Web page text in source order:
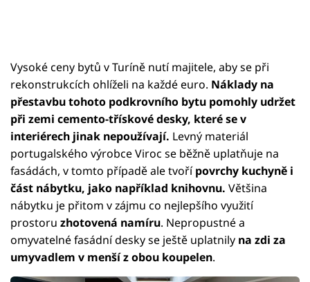
Vysoké ceny bytů v Turíně nutí majitele, aby se při
rekonstrukcích ohlíželi na každé euro. Náklady na
přestavbu tohoto podkrovního bytu pomohly udržet
při zemi cemento-třískové desky, které se v
interiérech jinak nepoužívají. Levný materiál
portugalského výrobce Viroc se běžně uplatňuje na
fasádách, v tomto případě ale tvořípovrchy kuchyně i
část nábytku, jako například knihovnu. Většina
nábytku je přitom v zájmu co nejlepšího využití
prostoru zhotovená namíru. Nepropustné a
omyvatelné fasádní desky se ještě uplatnily na zdi za
umyvadlem v menší z obou koupelen.